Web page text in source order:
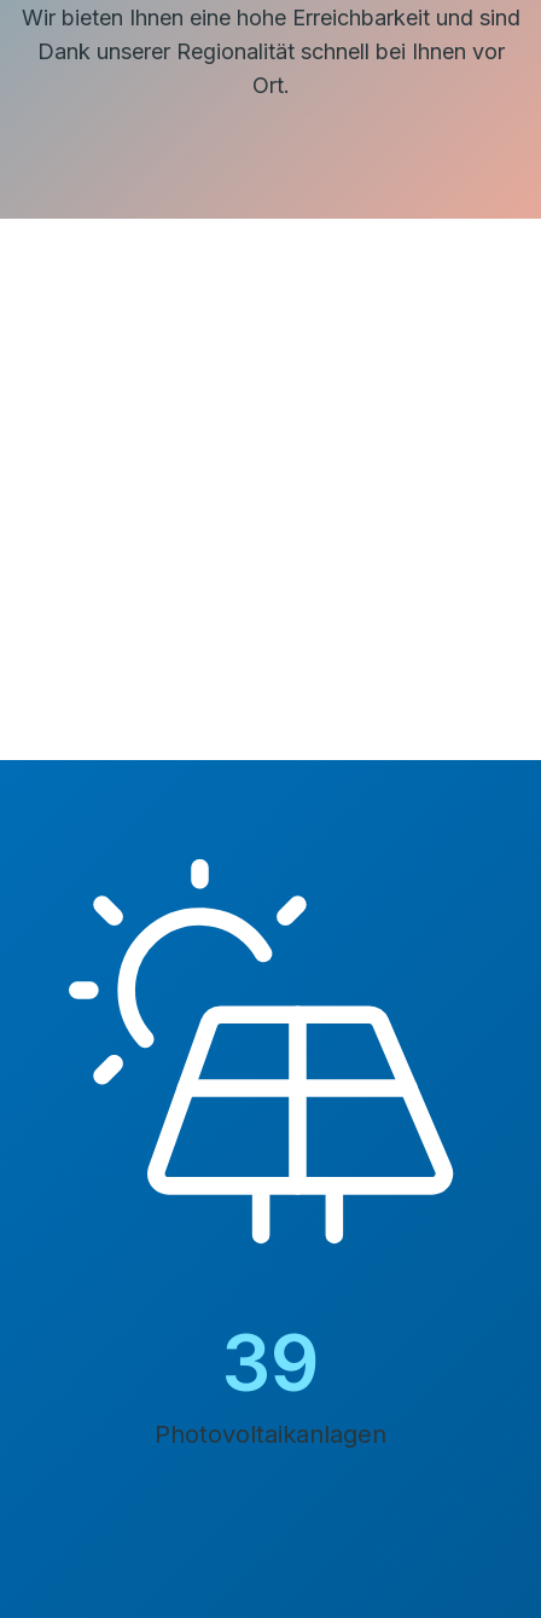
Wir bieten Ihnen eine hohe Erreichbarkeit und sind
Dank unserer Regionalität schnell bei Ihnen vor
Ort.
45
Photovoltaikanlagen